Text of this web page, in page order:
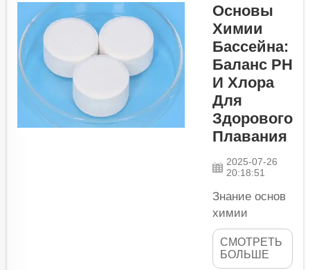
советов о том, как можно
повысить урожайность и
способствовать лучшему росту
растений! Максимизируйте рост
Ваших растений с MAXIMIZE.
Это просто недооценивать...
Основы
Химии
Бассейна:
Баланс PH
И Хлора
Для
Здорового
Плавания
2025-07-26
20:18:51
Знание основ
химии
бассейна
имеет
большое
СМОТРЕТЬ
БОЛЬШЕ